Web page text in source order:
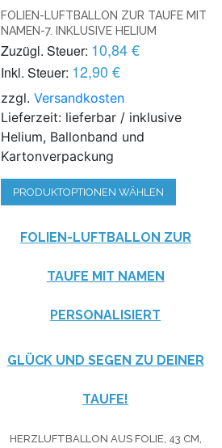
FOLIEN-LUFTBALLON ZUR TAUFE MIT
NAMEN-7. INKLUSIVE HELIUM
Zuzügl. Steuer: 10,84 €
Inkl. Steuer: 12,90 €
zzgl.Versandkosten
Lieferzeit: lieferbar / inklusive
Helium, Ballonband und
Kartonverpackung
PRODUKTOPTIONEN WÄHLEN
FOLIEN-LUFTBALLON ZUR
TAUFE MIT NAMEN
PERSONALISIERT
GLÜCK UND SEGEN ZU DEINER
TAUFE!
HERZLUFTBALLON AUS FOLIE, 43 CM,